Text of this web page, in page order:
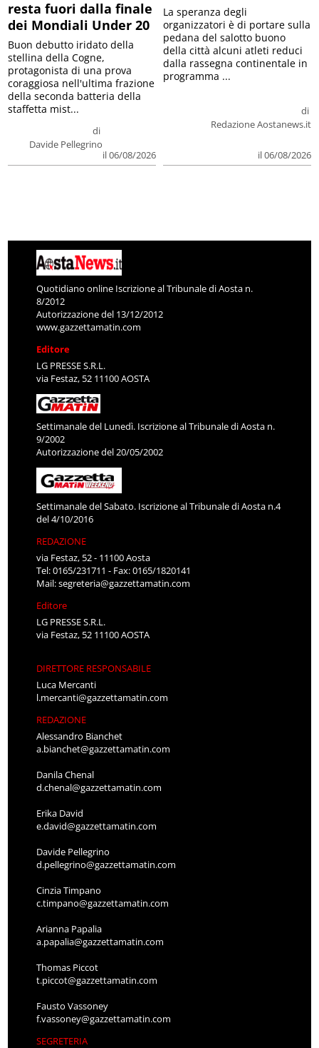
resta fuori dalla finale
dei Mondiali Under 20
di
Davide Pellegrino
il 06/08/2026
Buon debutto iridato della
stellina della Cogne,
protagonista di una prova
coraggiosa nell'ultima frazione
della seconda batteria della
staffetta mist...
di
Redazione Aostanews.it
il 06/08/2026
La speranza degli
organizzatori è di portare sulla
pedana del salotto buono
della città alcuni atleti reduci
dalla rassegna continentale in
programma ...
Quotidiano online Iscrizione al Tribunale di Aosta n.
8/2012
Autorizzazione del 13/12/2012
www.gazzettamatin.com
Editore
LG PRESSE S.R.L.
via Festaz, 52 11100 AOSTA
Settimanale del Lunedì. Iscrizione al Tribunale di Aosta n.
9/2002
Autorizzazione del 20/05/2002
Settimanale del Sabato. Iscrizione al Tribunale di Aosta n.4
del 4/10/2016
REDAZIONE
via Festaz, 52 - 11100 Aosta
Tel: 0165/231711 - Fax: 0165/1820141
Mail:segreteria@gazzettamatin.com
Editore
LG PRESSE S.R.L.
via Festaz, 52 11100 AOSTA
DIRETTORE RESPONSABILE
Luca Mercanti
l.mercanti@gazzettamatin.com
REDAZIONE
Alessandro Bianchet
a.bianchet@gazzettamatin.com
Danila Chenal
d.chenal@gazzettamatin.com
Erika David
e.david@gazzettamatin.com
Davide Pellegrino
d.pellegrino@gazzettamatin.com
Cinzia Timpano
c.timpano@gazzettamatin.com
Arianna Papalia
a.papalia@gazzettamatin.com
Thomas Piccot
t.piccot@gazzettamatin.com
Fausto Vassoney
f.vassoney@gazzettamatin.com
SEGRETERIA